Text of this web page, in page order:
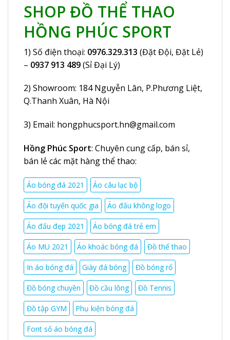
SHOP ĐỒ THỂ THAO
HỒNG PHÚC SPORT
1) Số điện thoại: 0976.329.313 (Đặt Đội, Đặt Lẻ)
– 0937 913 489(Sỉ Đại Lý)
2) Showroom: 184 Nguyễn Lân, P.Phương Liệt,
Q.Thanh Xuân, Hà Nội
3) Email: hongphucsport.hn@gmail.com
Hồng Phúc Sport: Chuyên cung cấp, bán sỉ,
bán lẻ các mặt hàng thể thao:
Áo bóng đá 2021 Áo câu lạc bộ
Áo đội tuyển quốc gia Áo đấu không logo
Áo đấu đẹp 2021 Áo bóng đá trẻ em
Áo MU 2021 Áo khoác bóng đá Đồ thể thao
In áo bóng đá Giày đá bóng Đồ bóng rổ
Đồ bóng chuyền Đồ cầu lông Đồ Tennis
Đồ tập GYM Phụ kiện bóng đá
Font số áo bóng đá